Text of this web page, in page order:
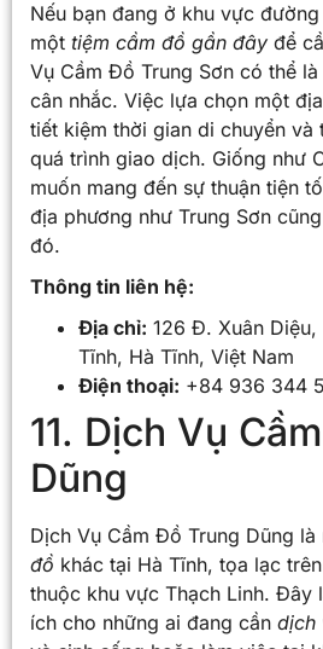
Nếu bạn đang ở khu vực
một tiệm cầm đồ gần đây để
Vụ Cầm Đồ Trung Sơn có thể
cân nhắc. Việc lựa chọn một
tiết kiệm thời gian di chuyển và
quá trình giao dịch. Giống như
muốn mang đến sự thuận tiện
địa phương như Trung Sơn
đó.
Thông tin liên hệ:
Địa chỉ: 126 Đ. Xuân Diệu,
Tĩnh, Hà Tĩnh, Việt Nam
Điện thoại: +84 936 344
11. Dịch Vụ
Dũng
Dịch Vụ Cầm Đồ Trung Dũng là
đồ khác tại Hà Tĩnh, tọa lạc
thuộc khu vực Thạch Linh. Đây
ích cho những ai đang cần dịch